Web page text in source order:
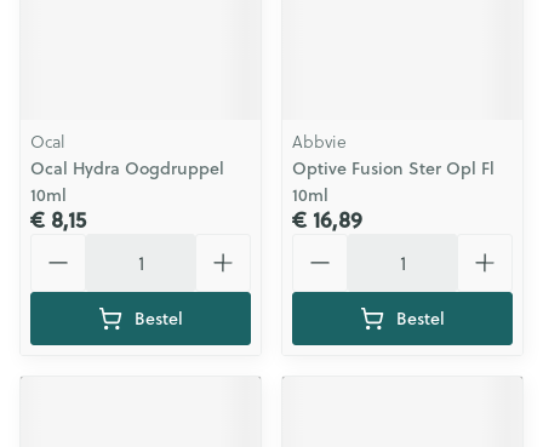
Ocal
Ocal Hydra Oogdruppel
10ml
€ 8,15
Bestel
Abbvie
Optive Fusion Ster Opl Fl
10ml
€ 16,89
Bestel